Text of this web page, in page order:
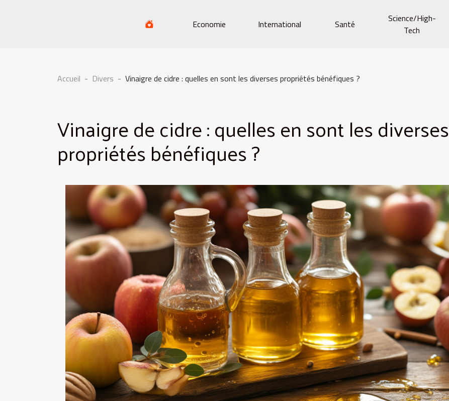
Economie International Santé
Science/High-
Tech
Accueil Divers Vinaigre de cidre : quelles en sont les diverses propriétés bénéfiques ?
Vinaigre de cidre : quelles en sont les diverses
propriétés bénéfiques ?